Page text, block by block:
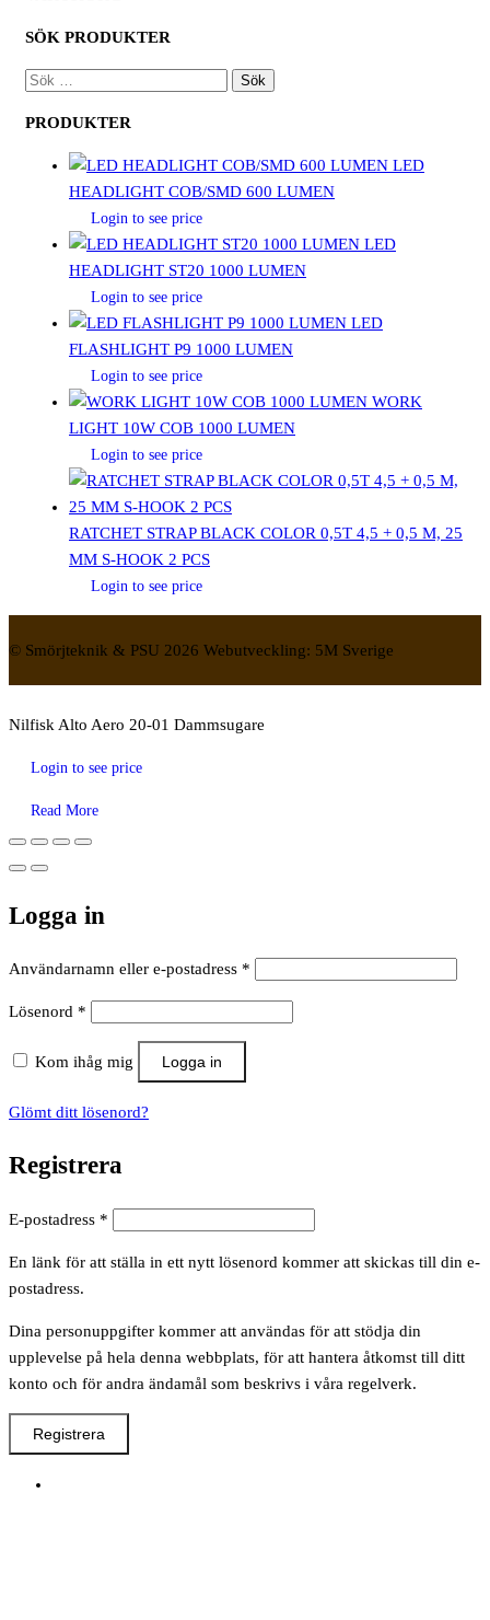
SÖK PRODUKTER
SÖK
PRODUKTER
LED
HEADLIGHT COB/SMD 600 LUMEN
Login to see price
LED
HEADLIGHT ST20 1000 LUMEN
Login to see price
LED
FLASHLIGHT P9 1000 LUMEN
Login to see price
WORK
LIGHT 10W COB 1000 LUMEN
Login to see price
RATCHET STRAP BLACK COLOR 0,5T 4,5 + 0,5 M, 25
MM S-HOOK 2 PCS
Login to see price
© Smörjteknik & PSU 2026 Webutveckling: 5M Sverige
Nilfisk Alto Aero 20-01 Dammsugare
Login to see price
Read More
Logga in
Användarnamn eller e-postadress *
Lösenord *
Kom ihåg mig Logga in
Glömt ditt lösenord?
Registrera
E-postadress *
En länk för att ställa in ett nytt lösenord kommer att skickas till din e-
postadress.
Dina personuppgifter kommer att användas för att stödja din
upplevelse på hela denna webbplats, för att hantera åtkomst till ditt
konto och för andra ändamål som beskrivs i våra regelverk.
Registrera